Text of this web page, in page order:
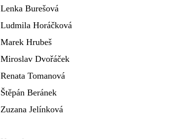
Lenka Burešová
Ludmila Horáčková
Marek Hrubeš
Miroslav Dvořáček
Renata Tomanová
Štěpán Beránek
Zuzana Jelínková